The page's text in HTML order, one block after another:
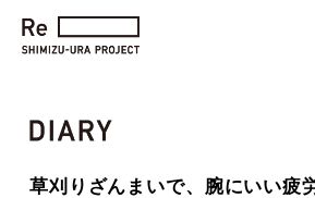
草刈りざんまいで、腕にいい疲